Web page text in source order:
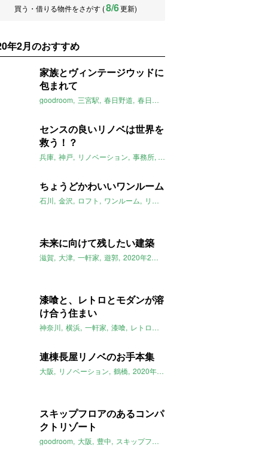
買う・借りる物件をさがす (8/6更新)
年2月のおすすめ
家族とヴィンテージウッドに
包まれて
goodroom 三宮駅 春日野道 春日野道駅
センスの良いリノベは世界を
救う！？
兵庫 神戸 リノベーション 事務所 2020年2月のおすすめ
ちょうどかわいいワンルーム
石川 金沢 ロフト ワンルーム リノベーション
未来に向けて残したい建築
滋賀 大津 一軒家 遊郭 2020年2月のおすすめ
漆喰と、レトロとモダンが溶
け合う住まい
神奈川 横浜 一軒家 漆喰 レトロモダン
連棟長屋リノベのお手本集
大阪 リノベーション 鶴橋 2020年2月のおすすめ
スキップフロアのあるコンパ
クトリゾート
goodroom 大阪 豊中 スキップフロア